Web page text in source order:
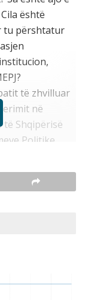
është
tu përshtatur
të zhvilluar
në
Shqipërisë
Politike